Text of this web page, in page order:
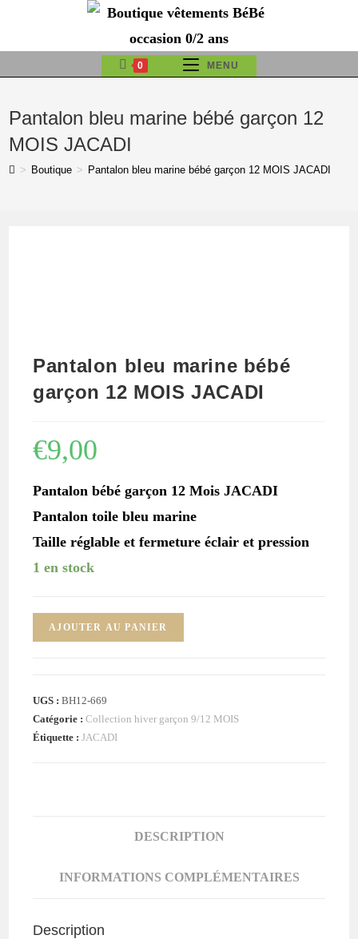
content
0 MENU
Pantalon bleu marine bébé garçon 12
MOIS JACADI
> Boutique > Pantalon bleu marine bébé garçon 12 MOIS JACADI
Pantalon bleu marine bébé
garçon 12 MOIS JACADI
€9,00
Pantalon bébé garçon 12 Mois JACADI
Pantalon toile bleu marine
Taille réglable et fermeture éclair et pression
1 en stock
quantité
de
marine
bébé
garçon
AJOUTER AU PANIER
UGS :BH12-669
Catégorie :Collection hiver garçon 9/12 MOIS
Étiquette :JACADI
DESCRIPTION
INFORMATIONS COMPLÉMENTAIRES
Description